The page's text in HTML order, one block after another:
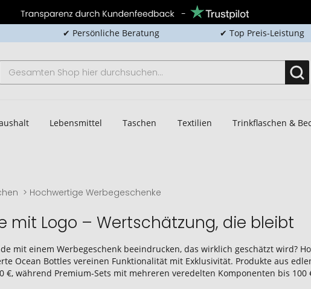
✔ Persönliche Beratung ✔ Top Preis-Leistung
Lebensmittel Taschen Textilien Trinkflaschen &
Hochwertige Werbegeschenke
mit Logo – Wertschätzung, die bleibt
mit einem Werbegeschenk beeindrucken, das wirklich geschätzt wird?
Ocean Bottles vereinen Funktionalität mit Exklusivität. Produkte aus
€, während Premium-Sets mit mehreren veredelten Komponenten bis